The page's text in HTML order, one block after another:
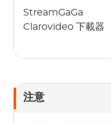
StreamGaGa
Clarovideo 下載器
注意